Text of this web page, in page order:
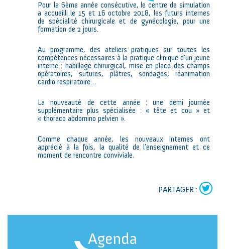
Pour la 6ème année consécutive, le centre de simulation
a accueilli le 15 et 16 octobre 2018, les futurs internes
de spécialité chirurgicale et de gynécologie, pour une
formation de 2 jours.
Au programme, des ateliers pratiques sur toutes les
compétences nécessaires à la pratique clinique d’un jeune
interne : habillage chirurgical, mise en place des champs
opératoires, sutures, plâtres, sondages, réanimation
cardio respiratoire…
La nouveauté de cette année : une demi journée
supplémentaire plus spécialisée : « tête et cou » et
« thoraco abdomino pelvien ».
Comme chaque année, les nouveaux internes ont
apprécié à la fois, la qualité de l’enseignement et ce
moment de rencontre conviviale.
PARTAGER :
Agenda